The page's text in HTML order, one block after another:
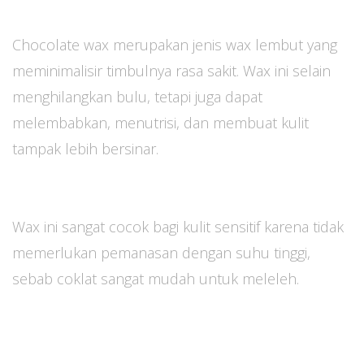
Chocolate wax merupakan jenis wax lembut yang
meminimalisir timbulnya rasa sakit. Wax ini selain
menghilangkan bulu, tetapi juga dapat
melembabkan, menutrisi, dan membuat kulit
tampak lebih bersinar.
Wax ini sangat cocok bagi kulit sensitif karena tidak
memerlukan pemanasan dengan suhu tinggi,
sebab coklat sangat mudah untuk meleleh.